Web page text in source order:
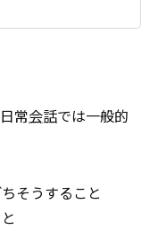
常会話では一般的
そうすること